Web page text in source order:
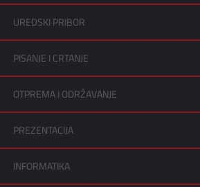
UREDSKI PRIBOR
PISANJE I CRTANJE
OTPREMA I ODRŽAVANJE
PREZENTACIJA
INFORMATIKA